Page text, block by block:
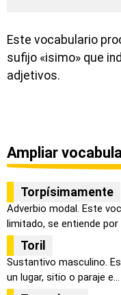
Este vocabulario
sufijo «isimo» que
adjetivos.
Ampliar
Torpísimamente
Adverbio modal. Este
limitado, se entiende por
Toril
Sustantivo masculino.
un lugar, sitio o paraje e...